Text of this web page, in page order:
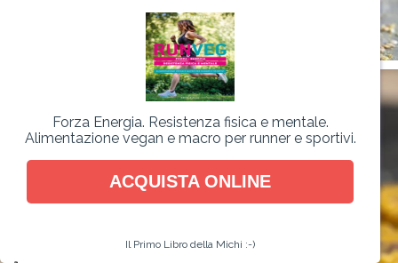
Forza Energia. Resistenza fisica e mentale.
Alimentazione vegan e macro per runner e sportivi.
ACQUISTA ONLINE
Il Primo Libro della Michi :-)